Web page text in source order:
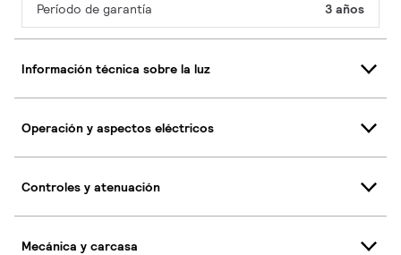
Período de garantía 3 años
Información técnica sobre la luz
Operación y aspectos eléctricos
Controles y atenuación
Mecánica y carcasa